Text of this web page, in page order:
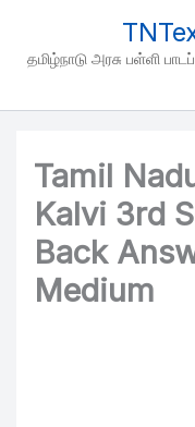
content
தமிழ்நாடு அரசு பள்ளி
Tamil
Kalvi 3rd
Back
Medium